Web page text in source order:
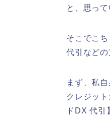
と、思っ
そこでこ
代引など
まず、私
クレジッ
ドDX 代引